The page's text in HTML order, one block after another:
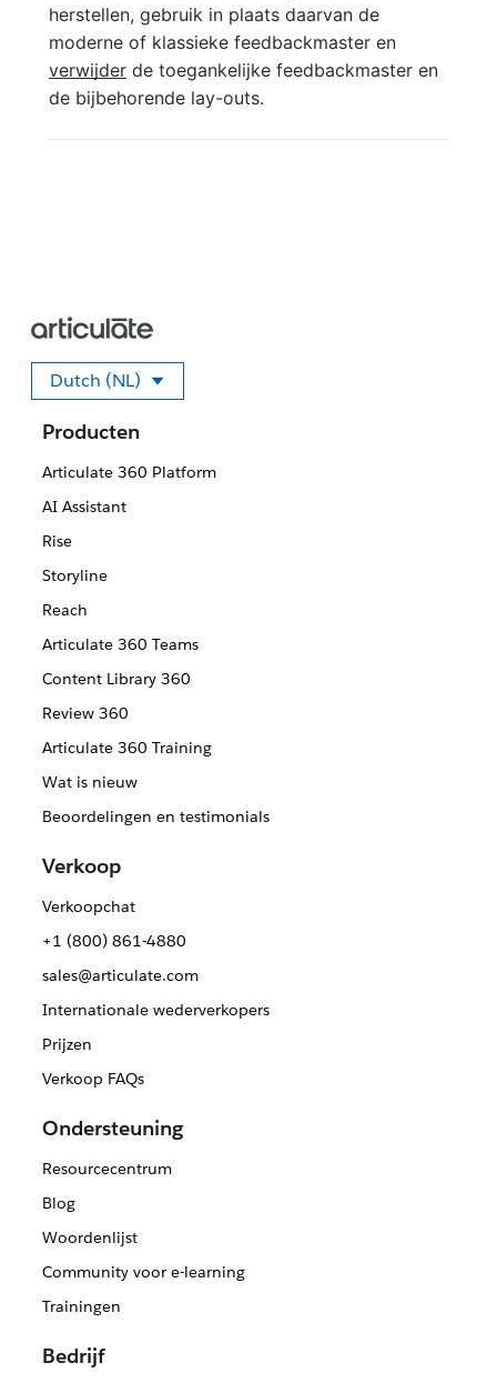
herstellen, gebruik in plaats daarvan de
moderne of klassieke feedbackmaster en
verwijder de toegankelijke feedbackmaster en
de bijbehorende lay-outs.
Dutch (NL)
Selecteer uw taal.
Producten
Articulate 360 Platform
AI Assistant
Rise
Storyline
Reach
Articulate 360 Teams
Content Library 360
Review 360
Articulate 360 Training
Wat is nieuw
Beoordelingen en testimonials
Verkoop
Verkoopchat
+1 (800) 861-4880
sales@articulate.com
Internationale wederverkopers
Prijzen
Verkoop FAQs
Ondersteuning
Resourcecentrum
Blog
Woordenlijst
Community voor e-learning
Trainingen
Bedrijf